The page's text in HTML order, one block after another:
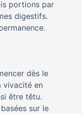
portions par
digestifs.
dès le
vivacité en
être têtu.
sur le